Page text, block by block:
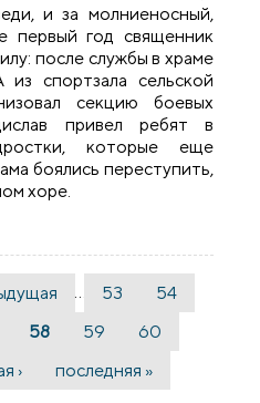
и за молниеносный,
первый год священник
после службы в храме
спортзала сельской
секцию боевых
привел ребят в
которые еще
боялись переступить,
хоре.
53
54
58 59
60
› последняя »